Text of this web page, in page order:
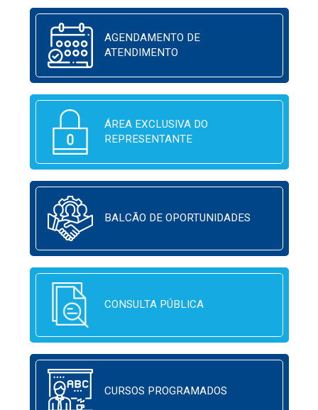
AGENDAMENTO DE
ATENDIMENTO
ÁREA EXCLUSIVA DO
REPRESENTANTE
BALCÃO DE OPORTUNIDADES
CONSULTA PÚBLICA
CURSOS PROGRAMADOS